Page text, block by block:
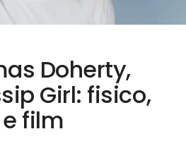
Doherty,
Girl: fisico,
film